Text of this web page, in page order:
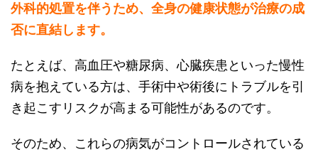
外科的処置を伴うため、全身の健康状態が治療の成
否に直結します。
たとえば、高血圧や糖尿病、心臓疾患といった慢性
病を抱えている方は、手術中や術後にトラブルを引
き起こすリスクが高まる可能性があるのです。
そのため、これらの病気がコントロールされている